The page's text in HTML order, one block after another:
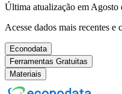
Última atualização em Agosto
Acesse dados mais recentes e
Econodata
Ferramentas Gratuitas
Materiais